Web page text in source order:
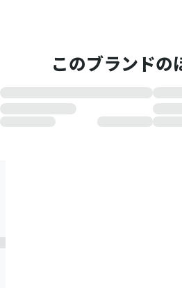
このブランドの